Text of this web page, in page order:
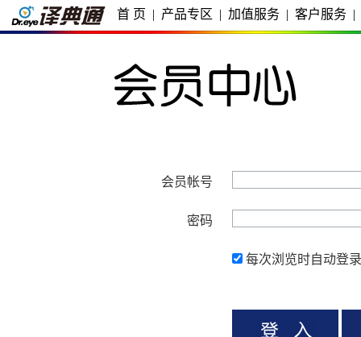
首 页 | 产品专区 | 加值服务 | 客户服务 |
会员帐号
密码
每次浏览时自动登录